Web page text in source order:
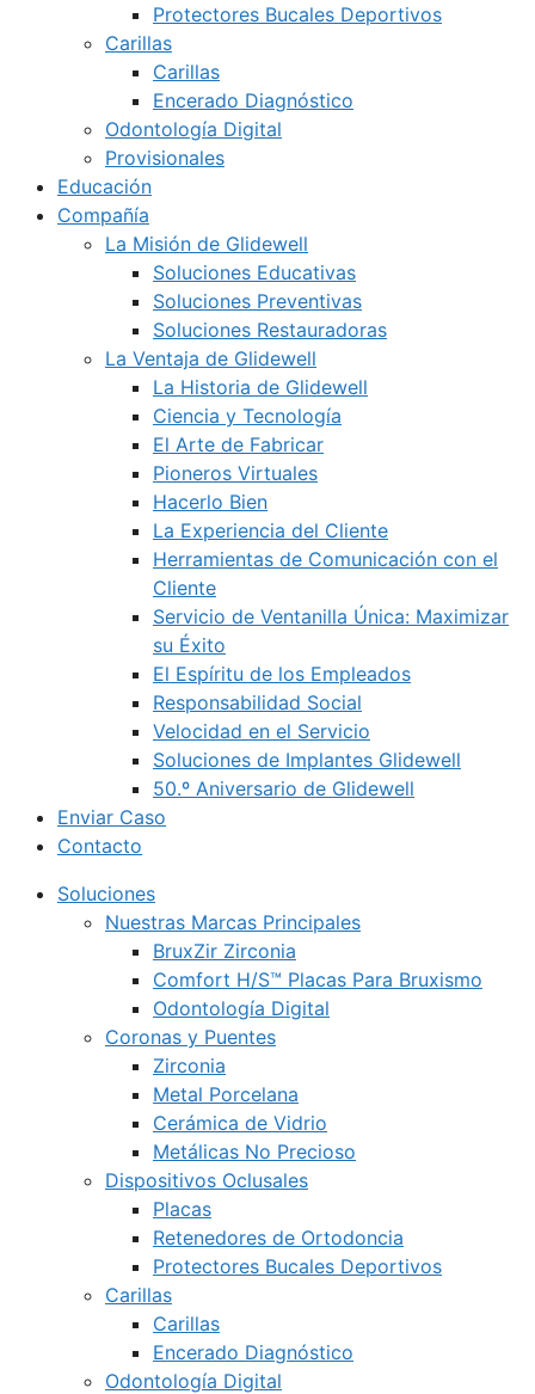
Protectores Bucales Deportivos
Carillas
Carillas
Encerado Diagnóstico
Odontología Digital
Provisionales
Educación
Compañía
La Misión de Glidewell
Soluciones Educativas
Soluciones Preventivas
Soluciones Restauradoras
La Ventaja de Glidewell
La Historia de Glidewell
Ciencia y Tecnología
El Arte de Fabricar
Pioneros Virtuales
Hacerlo Bien
La Experiencia del Cliente
Herramientas de Comunicación con el
Cliente
Servicio de Ventanilla Única: Maximizar
su Éxito
El Espíritu de los Empleados
Responsabilidad Social
Velocidad en el Servicio
Soluciones de Implantes Glidewell
50.º Aniversario de Glidewell
Enviar Caso
Contacto
Soluciones
Nuestras Marcas Principales
BruxZir Zirconia
Comfort H/S™ Placas Para Bruxismo
Odontología Digital
Coronas y Puentes
Zirconia
Metal Porcelana
Cerámica de Vidrio
Metálicas No Precioso
Dispositivos Oclusales
Placas
Retenedores de Ortodoncia
Protectores Bucales Deportivos
Carillas
Carillas
Encerado Diagnóstico
Odontología Digital